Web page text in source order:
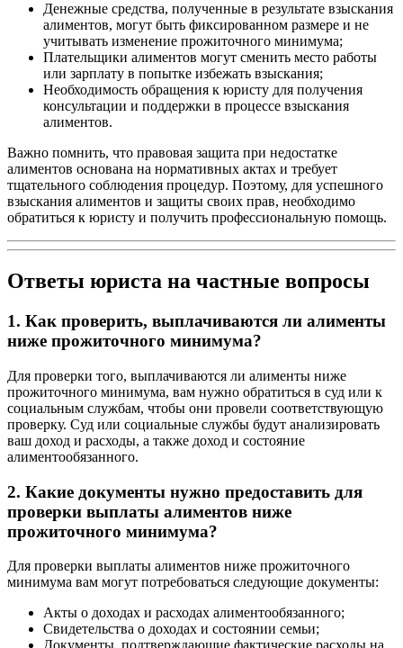
Денежные средства, полученные в результате взыскания
алиментов, могут быть фиксированном размере и не
учитывать изменение прожиточного минимума;
Плательщики алиментов могут сменить место работы
или зарплату в попытке избежать взыскания;
Необходимость обращения к юристу для получения
консультации и поддержки в процессе взыскания
алиментов.
Важно помнить, что правовая защита при недостатке
алиментов основана на нормативных актах и требует
тщательного соблюдения процедур. Поэтому, для успешного
взыскания алиментов и защиты своих прав, необходимо
обратиться к юристу и получить профессиональную помощь.
Ответы юриста на частные вопросы
1. Как проверить, выплачиваются ли алименты
ниже прожиточного минимума?
Для проверки того, выплачиваются ли алименты ниже
прожиточного минимума, вам нужно обратиться в суд или к
социальным службам, чтобы они провели соответствующую
проверку. Суд или социальные службы будут анализировать
ваш доход и расходы, а также доход и состояние
алиментообязанного.
2. Какие документы нужно предоставить для
проверки выплаты алиментов ниже
прожиточного минимума?
Для проверки выплаты алиментов ниже прожиточного
минимума вам могут потребоваться следующие документы:
Акты о доходах и расходах алиментообязанного;
Свидетельства о доходах и состоянии семьи;